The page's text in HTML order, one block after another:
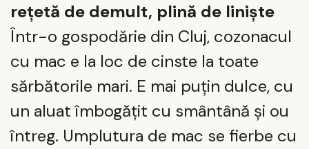
rețetă de demult, plină de liniște
Într-o gospodărie din Cluj, cozonacul
cu mac e la loc de cinste la toate
sărbătorile mari. E mai puțin dulce, cu
un aluat îmbogățit cu smântână și ou
întreg. Umplutura de mac se fierbe cu